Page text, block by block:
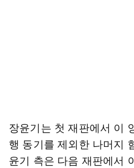
장윤기는 첫 재판에서 이
행 동기를 제외한 나머지
윤기 측은 다음 재판에서